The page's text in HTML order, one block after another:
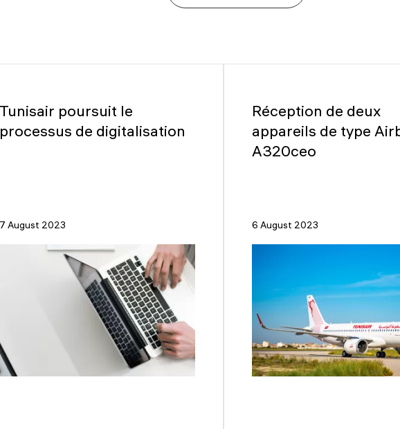
Tunisair poursuit le
processus de digitalisation
7 August 2023
Réception de deux
appareils de type
A320ceo
6 August 2023